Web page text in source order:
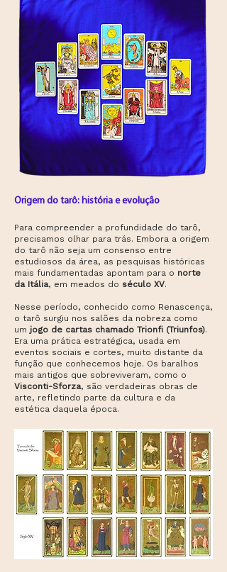
Origem do tarô: história e evolução
Para compreender a profundidade do tarô,
precisamos olhar para trás. Embora a origem
do tarô não seja um consenso entre
estudiosos da área, as pesquisas históricas
mais fundamentadas apontam para o norte
da Itália, em meados do século XV.
Nesse período, conhecido como Renascença,
o tarô surgiu nos salões da nobreza como
um jogo de cartas chamado Trionfi (Triunfos).
Era uma prática estratégica, usada em
eventos sociais e cortes, muito distante da
função que conhecemos hoje. Os baralhos
mais antigos que sobreviveram, como o
Visconti-Sforza, são verdadeiras obras de
arte, refletindo parte da cultura e da
estética daquela época.​​​​​​​​​​​​​​​​​​​​​​​​​​​​​​​​​​​​​​​​​​​